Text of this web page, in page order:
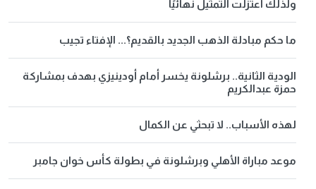
ولذلك اعتزلت التمثيل نهائيًا
ما حكم مبادلة الذهب الجديد بالقديم؟... الإفتاء تجيب
الودية الثانية.. برشلونة يخسر أمام أودينيزي بهدف بمشاركة
حمزة عبدالكريم
لهذه الأسباب.. لا تبحثي عن الكمال
موعد مباراة الأهلي وبرشلونة في بطولة كأس خوان جامبر